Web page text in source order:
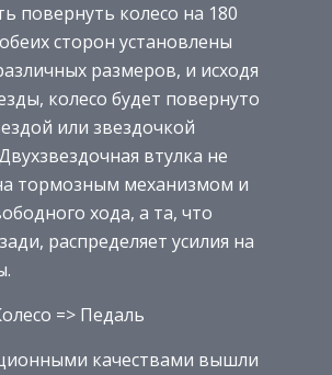
повернуть колесо на 180
сторон установлены
размеров, и исходя
колесо будет повернуто
или звездочкой
втулка не
тормозным механизмом и
хода, а та, что
распределяет усилия на
=> Педаль
качествами вышли